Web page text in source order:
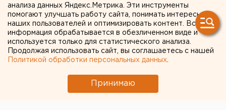
анализа данных Яндекс.Метрика. Эти инструменты
помогают улучшать работу сайта, понимать интересы
наших пользователей и оптимизировать контент. Вся
информация обрабатывается в обезличенном виде и
используется только для статистического анализа.
Продолжая использовать сайт, вы соглашаетесь с нашей
Политикой обработки персональных данных
Принимаю